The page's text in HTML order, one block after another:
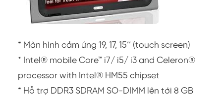
* Màn hình cảm ứng 19, 17, 15’’ (touch screen)
* Intel® mobile Core™ i7/ i5/ i3 and Celeron®
processor with Intel® HM55 chipset
* Hỗ trợ DDR3 SDRAM SO-DIMM lên tới 8 GB